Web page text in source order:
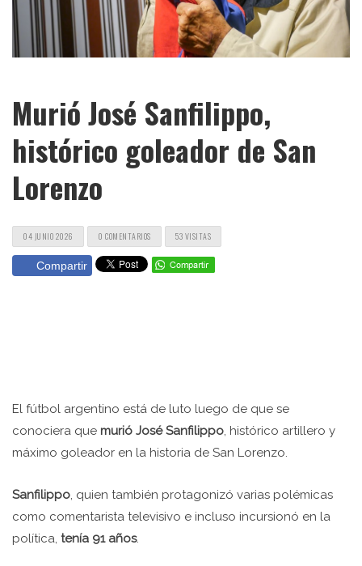
Murió José Sanfilippo,
histórico goleador de San
Lorenzo
04 JUNIO 2026 0 COMENTARIOS 53 VISITAS
Compartir
El fútbol argentino está de luto luego de que se
conociera que murió José Sanfilippo, histórico artillero y
máximo goleador en la historia de San Lorenzo.
Sanfilippo, quien también protagonizó varias polémicas
como comentarista televisivo e incluso incursionó en la
política, tenía 91 años.